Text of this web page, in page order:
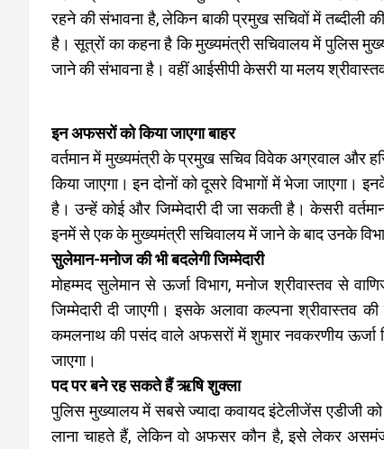
रहने की संभावना है, लेकिन बाकी प्रमुख सचिवों में
है। सूत्रों का कहना है कि मुख्यमंत्री सचिवालय में पुलिस
जाने की संभावना है। वहीं आईसीपी केसरी या मलय
इन अफसरों को किया जाएगा बाहर
वर्तमान में मुख्यमंत्री के प्रमुख सचिव विवेक अग्रवाल और
किया जाएगा। इन दोनों को दूसरे विभागों में भेजा जाएगा।
है। उन्हें कोई और जिम्मेदारी दी जा सकती है। केसरी
इनमें से एक के मुख्यमंत्री सचिवालय में जाने के बाद उनके
सुलेमान-मनोज की भी बदलेगी जिम्मेदारी
मोहम्मद सुलेमान से ऊर्जा विभाग, मनोज श्रीवास्तव से
जिम्मेदारी दी जाएगी। इसके अलावा कल्पना श्रीवास्तव
कमलनाथ की पसंद वाले अफसरों में शुमार नवकरणीय ऊर्जा
जाएगा।
पद पर बने रह सकते हैं ऋषि शुक्ला
पुलिस मुख्यालय में सबसे ज्यादा कवायद इंटेलीजेंस एडीजी
लाना चाहते हैं, लेकिन वो अफसर कौन है, इसे लेकर